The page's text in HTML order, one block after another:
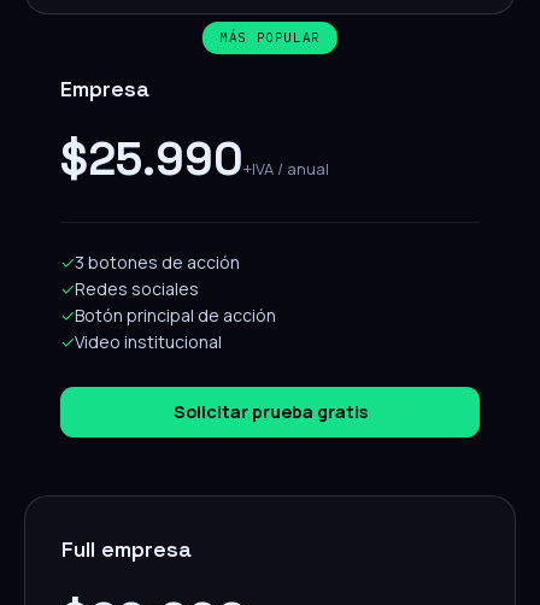
MÁS POPULAR
Empresa
$25.990+IVA / anual
✓3 botones de acción
✓Redes sociales
✓Botón principal de acción
✓Video institucional
Solicitar prueba gratis
Full empresa